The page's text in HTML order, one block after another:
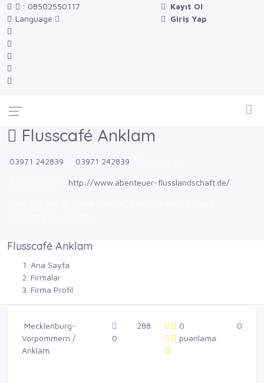
: 08502550117
Language
Kayıt Ol
Giriş Yap
Flusscafé Anklam
03971 242839 03971 242839
http://www.abenteuer-flusslandschaft.de/
Flusscafé Anklam
Ana Sayfa
Firmalar
Firma Profil
Mecklenburg-
Vorpommern /
Anklam
0
288
0
puanlama.
0